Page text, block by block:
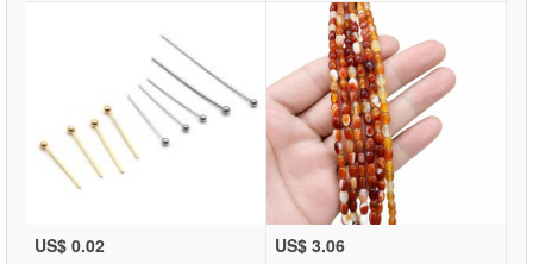
US$ 0.02 US$ 3.06